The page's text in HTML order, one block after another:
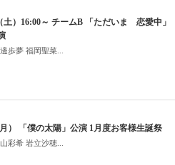
土）16:00～ チームB 「ただいま 恋愛中」
歩夢 福岡聖菜...
） 「僕の太陽」公演 1月度お客様生誕祭
彩希 岩立沙穂...